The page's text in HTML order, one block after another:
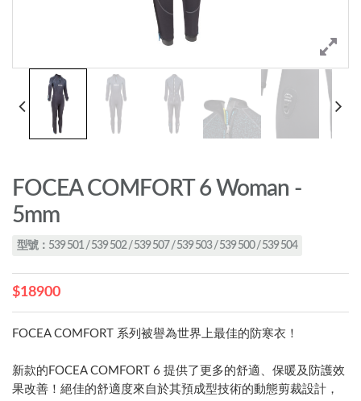
FOCEA COMFORT 6 Woman -
5mm
型號：539 501 / 539 502 / 539 507 / 539 503 / 539 500 / 539 504
$18900
FOCEA COMFORT 系列被譽為世界上最佳的防寒衣！
新款的FOCEA COMFORT 6 提供了更多的舒適、保暖及防護效
果改善！絕佳的舒適度來自於其預成型技術的動態剪裁設計，